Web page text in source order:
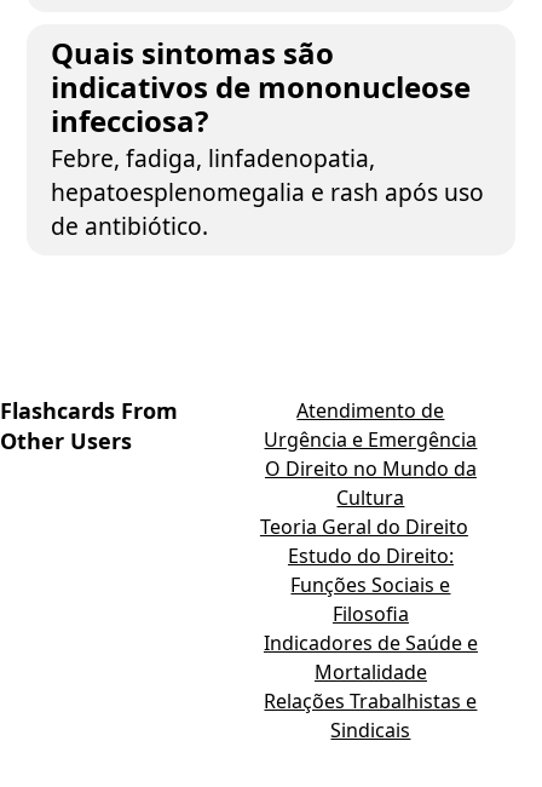
Quais sintomas são
indicativos de mononucleose
infecciosa?
Febre, fadiga, linfadenopatia,
hepatoesplenomegalia e rash após uso
de antibiótico.
Flashcards From
Other Users
Atendimento de
Urgência e Emergência
O Direito no Mundo da
Cultura
Teoria Geral do Direito
Estudo do Direito:
Funções Sociais e
Filosofia
Indicadores de Saúde e
Mortalidade
Relações Trabalhistas e
Sindicais